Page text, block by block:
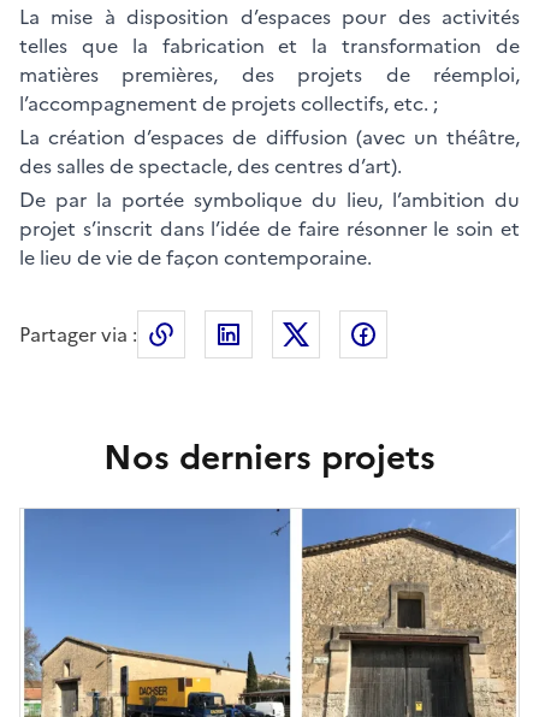
La mise à disposition d’espaces pour des activités
telles que la fabrication et la transformation de
matières premières, des projets de réemploi,
l’accompagnement de projets collectifs, etc. ;
La création d’espaces de diffusion (avec un théâtre,
des salles de spectacle, des centres d’art).
De par la portée symbolique du lieu, l’ambition du
projet s’inscrit dans l’idée de faire résonner le soin et
le lieu de vie de façon contemporaine.
Partager via : Copier le lien de la page dans le
LinkedIn
Nos derniers projets